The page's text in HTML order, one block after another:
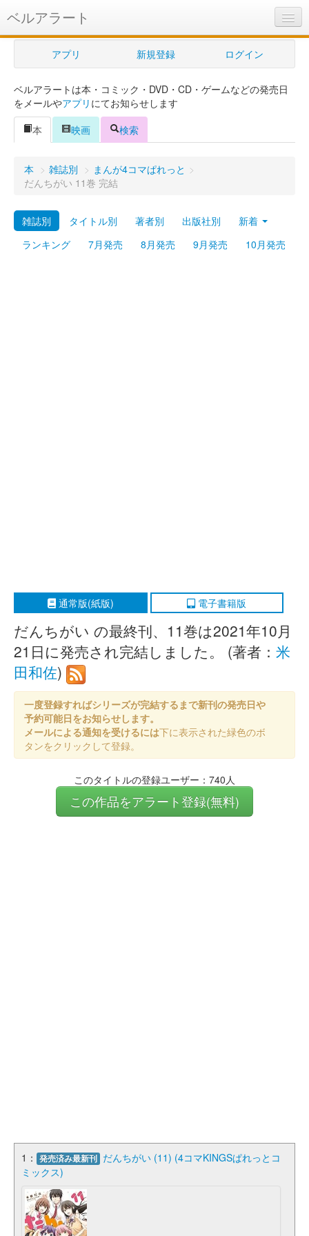
ベルアラート
ベルアラートとは
ヘルプ
新規登録
ログイン
購入管理
Myシェルフ
プレミアム
アプリ 新規登録 ログイン
ベルアラートは本・コミック・DVD・CD・ゲームなどの発売日
をメールやアプリ にてお知らせします
本
映画 検索
本 > 雑誌別 > まんが4コマぱれっと >
だんちがい 11巻 完結
雑誌別 タイトル別 著者別 出版社別
新着
ランキング
7月発売 8月発売 9月発売 10月発売
通常版(紙版) 電子書籍版
だんちがい の最終刊、11巻は2021年10月
21日に発売され完結しました。 (著者： 米
田和佐)
一度登録すればシリーズが完結するまで新刊の発売日や
予約可能日をお知らせします。
メールによる通知を受けるには下に表示された緑色のボ
タンをクリックして登録。
このタイトルの登録ユーザー：740人
この作品をアラート登録(無料)
1： 発売済み最新刊 だんちがい (11) (4コマKINGSぱれっとコ
ミックス)